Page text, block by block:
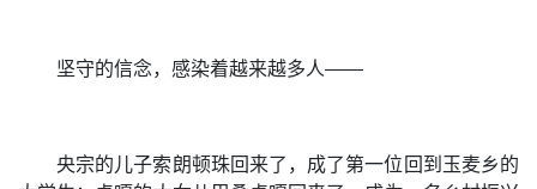
坚守的信念，感染着越来越多人——
央宗的儿子索朗顿珠回来了，成了第一位回到玉麦乡的